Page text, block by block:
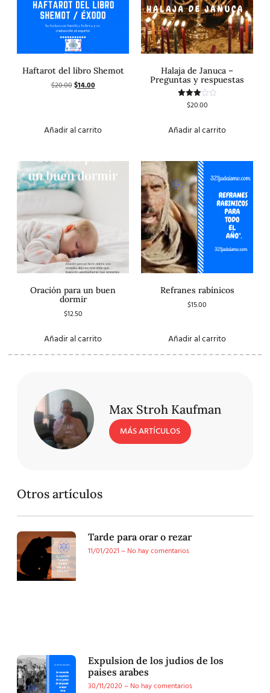
Haftarot del libro Shemot
$20.00$14.00
Añadir al carrito
Halaja de Januca –
Preguntas y respuestas
Valorado
con
$20.00
Añadir al carrito
Oración para un buen
dormir
$12.50
Añadir al carrito
Refranes rabínicos
$15.00
Añadir al carrito
Max Stroh Kaufman
MÁS ARTÍCULOS
Otros artículos
Tarde para orar o rezar
11/01/2021
No hay comentarios
Expulsion de los judios de los
paises arabes
30/11/2020
No hay comentarios